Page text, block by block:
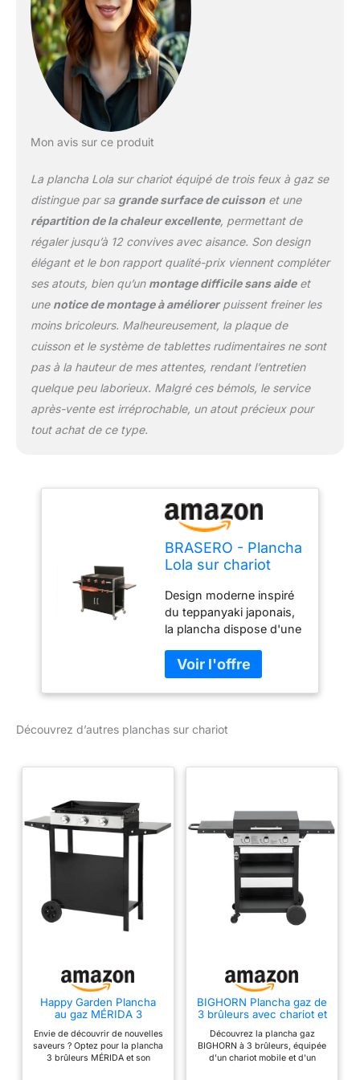
vos spatules sales. Les
tablettes sont
rabattables ce qui rend le
produit, une fois fermé,
très compact et facile à
déplacer également
pour la fermer
utlisation et garder la
plaque propre après
nettoyage. Brasero une
marque Favex: marque
40 ans d'expérience, les
barbecues & planchas
Brasero vous offrent la
meilleure qualité en
cuisson pour extérieur.
Mon avis sur ce produit
La plancha Lola sur chariot équipé de trois feux à gaz se
distingue par sa grande surface de cuissonet une
répartition de la chaleur excellente, permettant de
régaler jusqu’à 12 convives avec aisance. Son design
élégant et le bon rapport qualité-prix viennent compléter
ses atouts, bien qu’un montage difficile sans aideet
une notice de montage à améliorerpuissent freiner les
moins bricoleurs. Malheureusement, la plaque de
cuisson et le système de tablettes rudimentaires ne sont
pas à la hauteur de mes attentes, rendant l’entretien
quelque peu laborieux. Malgré ces bémols, le service
après-vente est irréprochable, un atout précieux pour
tout achat de ce type.
BRASERO - Plancha
Lola sur chariot
Feux à gaz -
Jusqu'à 12 convives
- Surface de
cuisson 68,5 x
35,50 cm - 7,2 KW
Récupérateur de
graisse
Design moderne inspiré
du teppanyaki japonais,
la plancha dispose d'une
68,5x35,5 cm. La plaque
de cuisson en inox
possède une épaisseur
de cuisson. Cette
panier pour ranger vos
accessoires et d'un
réceptacle pour accueillir
vos spatules sales. Les
tablettes sont
rabattables ce qui rend le
produit, une fois fermé,
très compact et facile à
Très pratique la plancha
Lola inclus un couvercle
pour la fermer
completement après
utlisation et garder la
Découvrez d’autres planchas sur chariot
Happy Garden Plancha
au gaz MÉRIDA 3
Envie de découvrir de nouvelles
saveurs ? Optez pour la plancha
3 brûleurs MÉRIDA et son
BIGHORN Plancha gaz de
3 brûleurs avec chariot et
Découvrez la plancha gaz
BIGHORN à 3 brûleurs, équipée
d'un chariot mobile et d'un